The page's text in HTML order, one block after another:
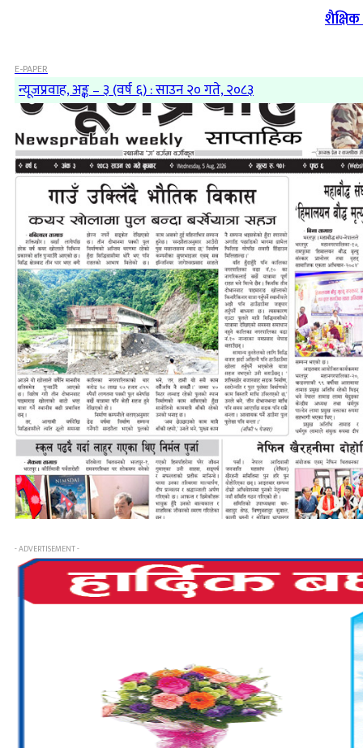
E-PAPER
न्यूजप्रवाह, अङ्क – ३ (वर्ष ६) : साउन २० गते, २०८३
- ADVERTISEMENT -